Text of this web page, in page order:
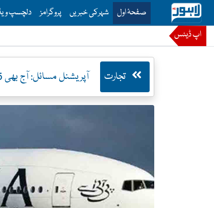
صفحۂ اولmain menu for Lahore News
شہرکی خبریں پروگرامز دلچسپ
اپ ڈیٹس
تجارت آپریشنل مسائل: آج بھی 5 پروازیں منسوخ، متعدد تاخیر کا شکار